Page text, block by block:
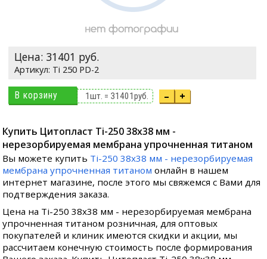
Цена: 31401 руб.
Ti 250 PD-2
В корзину 1шт. = 31401руб. – +
Купить Цитопласт Ti-250 38x38 мм -
нерезорбируемая мембрана упрочненная титаном
Вы можете купить Ti-250 38x38 мм - нерезорбируемая
мембрана упрочненная титаном онлайн в нашем
интернет магазине, после этого мы свяжемся с Вами для
подтверждения заказа.
Цена на Ti-250 38x38 мм - нерезорбируемая мембрана
упрочненная титаном розничная, для оптовых
покупателей и клиник имеются скидки и акции, мы
рассчитаем конечную стоимость после формирования